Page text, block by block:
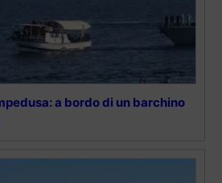
a bordo di un barchino